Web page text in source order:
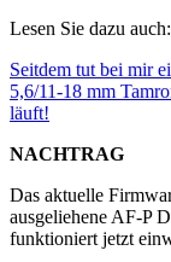
Lesen Sie dazu
Seitdem tut bei mir
5,6/11-18 mm
läuft!
NACHTRAG
Das aktuelle
ausgeliehene AF-P
funktioniert jetzt